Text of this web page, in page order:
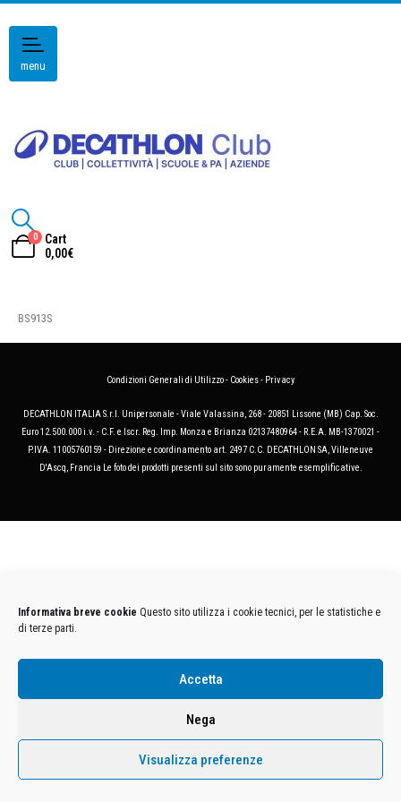
Informativa breve cookie Questo sito utilizza i cookie tecnici, per le statistiche e
di terze parti.
Accetta
Nega
Visualizza preferenze
menu
0
Cart
0,00€
BS913S
Condizioni Generali di Utilizzo- Cookies- Privacy
DECATHLON ITALIA S.r.l. Unipersonale - Viale Valassina, 268 - 20851 Lissone (MB) Cap. Soc.
Euro 12.500.000 i.v. - C.F. e Iscr. Reg. Imp. Monza e Brianza 02137480964 - R.E.A. MB-1370021 -
P.IVA. 11005760159 - Direzione e coordinamento art. 2497 C.C. DECATHLON SA, Villeneuve
D'Ascq, Francia Le foto dei prodotti presenti sul sito sono puramente esemplificative.